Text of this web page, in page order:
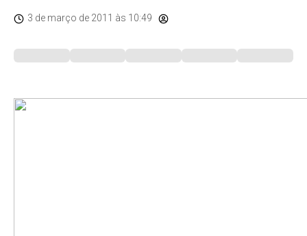
3 de março de 2011 às 10:49